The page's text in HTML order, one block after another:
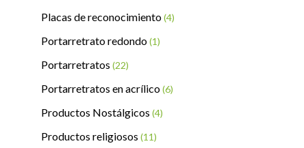
Placas de reconocimiento(4)
Portarretrato redondo(1)
Portarretratos (22)
Portarretratos en acrílico(6)
Productos Nostálgicos (4)
Productos religiosos (11)